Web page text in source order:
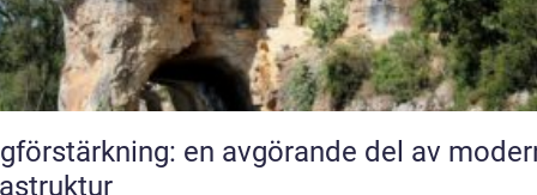
en avgörande del av